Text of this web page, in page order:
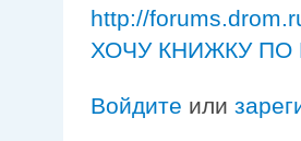
http://
ХОЧУ КНИЖКУ ПО
Войдите или